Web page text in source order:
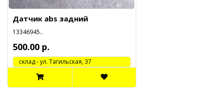
Датчик abs задний
13346945..
500.00 р.
cклад - ул. Тагильская, 37